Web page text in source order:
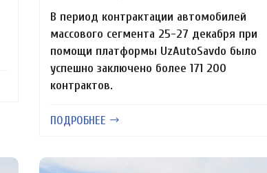
В период контрактации автомобилей
массового сегмента 25-27 декабря при
помощи платформы UzAutoSavdo было
успешно заключено более 171 200
контрактов.
ПОДРОБНЕЕ